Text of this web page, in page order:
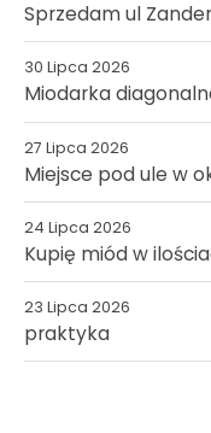
Sprzedam ul Zander
30 Lipca 2026
Miodarka
27 Lipca 2026
Miejsce pod ule w
24 Lipca 2026
Kupię miód w
23 Lipca 2026
praktyka